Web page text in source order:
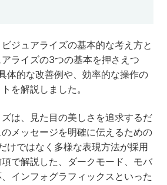
ジュアライズの基本的な考え方と
ライズの3つの基本を押さえつ
体的な改善例や、効率的な操作の
を解説しました。
は、見た目の美しさを追求するだ
メッセージを明確に伝えるための
けではなく多様な表現方法が採用
で解説した、ダークモード、モバ
インフォグラフィックスといった